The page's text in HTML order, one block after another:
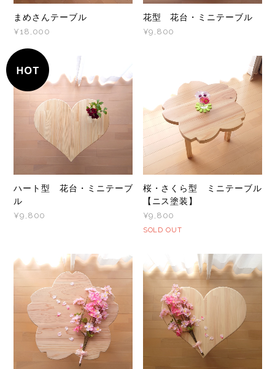
まめさんテーブル
¥18,000
花型 花台・ミニテーブル
¥9,800
ハート型 花台・ミニテーブ
ル
¥9,800
桜・さくら型 ミニテーブル
【ニス塗装】
¥9,800
SOLD OUT